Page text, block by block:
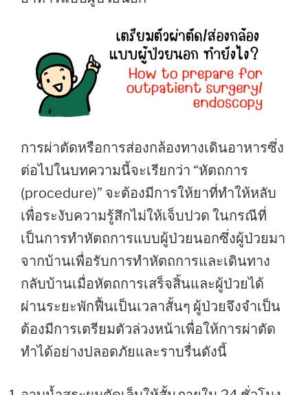
การผ่าตัดหรือการส่องกล้องทางเดินอาหารซึ่ง
ต่อไปในบทความนี้จะเรียกว่า “หัตถการ
(procedure)” จะต้องมีการให้ยาที่ทำให้หลับ
เพื่อระงับความรู้สึกไม่ให้เจ็บปวด ในกรณีที่
เป็นการทำหัตถการแบบผู้ป่วยนอกซึ่งผู้ป่วยมา
จากบ้านเพื่อรับการทำหัตถการและเดินทาง
กลับบ้านเมื่อหัตถการเสร็จสิ้นและผู้ป่วยได้
ผ่านระยะพักฟื้นเป็นเวลาสั้นๆ ผู้ป่วยจึงจำเป็น
ต้องมีการเตรียมตัวล่วงหน้าเพื่อให้การผ่าตัด
ทำได้อย่างปลอดภัยและราบรื่นดังนี้